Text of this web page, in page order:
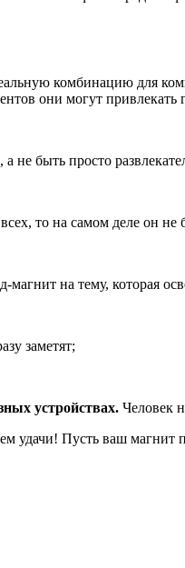
комбинацию для
они могут привлекать
не быть просто
то на самом деле он не
магнит на тему, которая
заметят;
устройствах. Человек
удачи! Пусть ваш магнит